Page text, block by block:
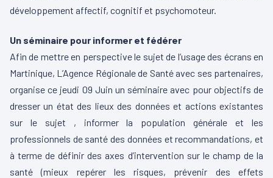
développement affectif, cognitif et psychomoteur.
Un séminaire pour informer et fédérer
Afin de mettre en perspective le sujet de l’usage des écrans en
Martinique, L’Agence Régionale de Santé avec ses partenaires,
organise ce jeudi 09 Juin un séminaire avec pour objectifs de
dresser un état des lieux des données et actions existantes
sur le sujet , informer la population générale et les
professionnels de santé des données et recommandations, et
à terme de définir des axes d’intervention sur le champ de la
santé (mieux repérer les risques, prévenir des effets